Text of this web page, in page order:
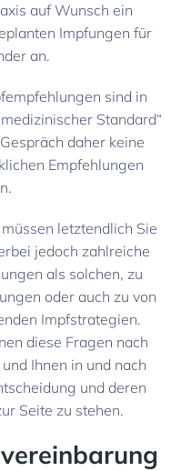
auf Wunsch ein
Impfungen für
an.
sind in
Standard“
daher keine
Empfehlungen
letztendlich Sie
jedoch zahlreiche
als solchen, zu
oder auch zu von
Impfstrategien.
diese Fragen nach
Ihnen in und nach
und deren
Seite zu stehen.